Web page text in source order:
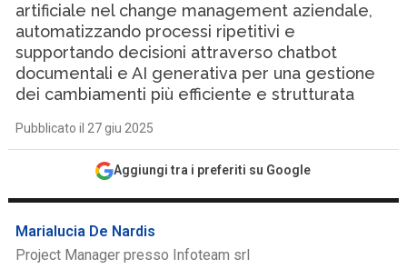
artificiale nel change management aziendale,
automatizzando processi ripetitivi e
supportando decisioni attraverso chatbot
documentali e AI generativa per una gestione
dei cambiamenti più efficiente e strutturata
Pubblicato il 27 giu 2025
Aggiungi tra i preferiti su Google
Marialucia De Nardis
Project Manager presso Infoteam srl